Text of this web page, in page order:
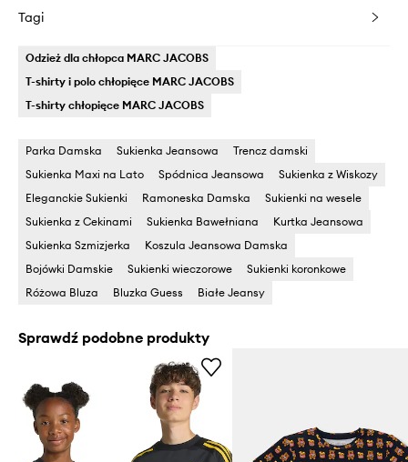
Tagi
Odzież dla chłopca MARC JACOBS
T-shirty i polo chłopięce MARC JACOBS
T-shirty chłopięce MARC JACOBS
Parka Damska Sukienka Jeansowa
Trencz damski
Sukienka Maxi na Lato
Spódnica Jeansowa
Sukienka z Wiskozy
Eleganckie Sukienki
Ramoneska Damska
Sukienki na wesele
Sukienka z Cekinami
Sukienka Bawełniana
Kurtka Jeansowa
Sukienka Szmizjerka
Koszula Jeansowa Damska
Bojówki Damskie
Sukienki wieczorowe
Sukienki koronkowe
Różowa Bluza
Bluzka Guess Białe Jeansy
Sprawdź podobne produkty